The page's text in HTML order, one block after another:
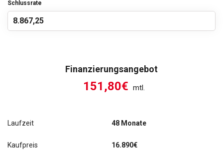
Schlussrate
Finanzierungsangebot
151,80€ mtl.
Laufzeit 48 Monate
Kaufpreis 16.890€